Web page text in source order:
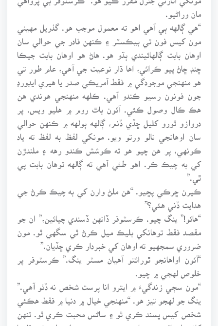
مان وراڻيو.
“هي ڳالهه ٻي آهي اهو ته معمول موجب هو. گذريل مهيني
مون کيس فون تي بيڪسٽر ۽ ڪنهن فادر جي حوالي سان
اوهان بابت ڳالهائيندي ٻڌو هو. هاڻ هو اوهان بابت جيڪا
ڇنڊ ڇاڻ پيو ڪرائي، اها ڌار نوعيت جي آهي، عام طور تي
هو منهنجي موجودگي ۾ فقط آمريڪي صدر يا هيري ايڊورڊ
جون فونون رسيو ڪندو آهي. ڪلهه منهنجي هوندي هن
هڪ ڪال وصول ڪئي. آئون باٿ روم ۾ هليو ويس. پر
دروازو ٿورو کليل ڇڏي ڏنم، ڳالهه ٻولهه ۾ ڪنهن حوالي
سان اوهانجي نالو ورتو ويو. مونکي لفظ به لفظ ته ياد
ڪونهي، پر هن چيو هو ته ڪوشش ڪندو رهه ۽ ملندڙن
کي به چيڪ ڪر. اهو طئي آهي ته ڳالهه توهان بابت پي
ٿي.”
ڪيرن ڇرڪي پڇيو. “هن ملڻ وارن کي به چيڪ ڪرڻ جي
هدايت ڏني هئي؟”
“هائو!” ينگ چيو. ڪرسٽوفر ڏانهن ڏسندي چيائين،” ان جو
مقصد فقط توهانکي بليڪ ميل ڪرڻ ٿي سگهي ٿو. مون
ضروري سمجهيو ته اوهان کي خبردار ڪري ڇڏيان.”
“آئون اواهانجو ٿورائتو آهيان مسٽر ينگ.” ڪرسٽوفر پر
خلوص لهجي ۾ چيو.
“مون سڄي زندگيءَ ۾ ايترو انا پرست شخص نه ڏٺو آهي.”
ينگ جو لهجو تيز هو. “منهنجي خيال ۾ دنيا ۾ فقط هڪئي
شخص کيس پسند ڪري ٿو ۽ ساڻس محبت ڪري ٿو. تنهن
کانسواءِ باقي سڀ يا ته ڊپ سبب هن جو احترام ڪن ٿا، يا